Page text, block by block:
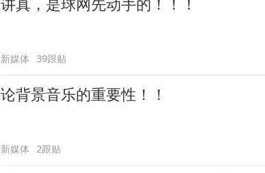
新媒体 39跟贴
论背景音乐的重要性！！
新媒体 2跟贴